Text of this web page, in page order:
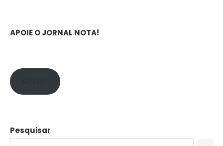
APOIE O JORNAL NOTA!
Pesquisar